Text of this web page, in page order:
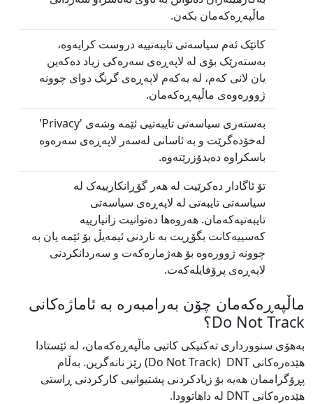
ماڵپەڕەکەمان بکەن.
کاتێک ئەم سیاسەتی تایبەتییە دروست کرایەوە،
بەستەرێک بۆی لە لاپەڕەی سەرەکی زیاد دەکەین
یان لانی کەم، لە یەکەم لاپەڕەی گرنگ دوای چوونە
ژوورەوەی ماڵپەڕەکەمان.
بەستەری سیاسەتی تایبەتیی ئێمە وشەی 'Privacy'
لەخۆدەگرێت و بە ئاسانی لەسەر لاپەڕەی سەرەوە
باسکراوە دەیدۆزرێتەوە.
تۆ ئاگادار دەکرێیت لە هەر گۆڕانکارییەک لە
سیاسەتی تایبەتی لە لاپەڕەی سیاسەتی
تایبەتیەکەمان. هەروەها دەتوانیت زانیارییە
کەسییەکانت بگۆڕیت بە ناردنی ئیمەیڵ بۆ ئێمە یان بە
چوونە ژوورەوە بۆ هەژمارەکەت و سەردانکردنی
لاپەڕەی پرۆفایلەکەت.
ماڵپەڕەکەمان چۆن بەرامبەرە بە ئاماژەکانی
Do Not Track؟
بەهۆی سنوورداری تەکنیکی کاتیی ماڵپەڕەکەمان، لە ئێستادا
هێدەرەکانی DNT ‏‎ ‎‏(Do Not Track) رێز نانەگرین. بەڵام
پڕۆگراممان هەیە بۆ زیادکردنی پشتیوانیی کارکردنی ڕاستی
هێدەرەکانی DNT لە داهاتوودا.